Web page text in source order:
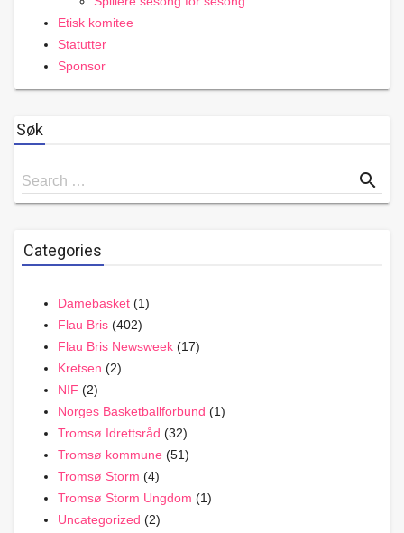
Etisk komitee
Statutter
Sponsor
Søk
Search
for
Search … search
Categories
Damebasket (1)
Flau Bris (402)
Flau Bris Newsweek (17)
Kretsen (2)
NIF (2)
Norges Basketballforbund (1)
Tromsø Idrettsråd (32)
Tromsø kommune (51)
Tromsø Storm (4)
Tromsø Storm Ungdom (1)
Uncategorized (2)